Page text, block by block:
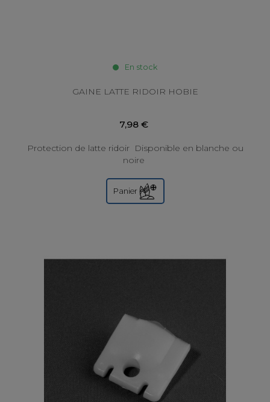
En stock
GAINE LATTE RIDOIR HOBIE
7,98 €
Protection de latte ridoir Disponible en blanche ou
noire
Panier